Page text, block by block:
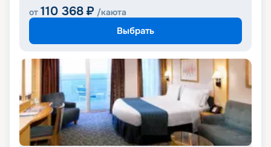
от 110 368 ₽ /каюта
Выбрать